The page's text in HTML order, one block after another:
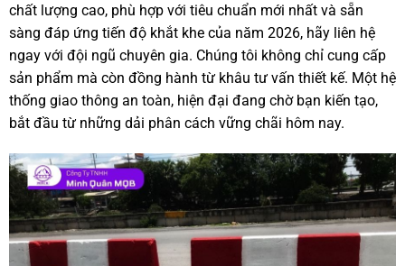
chất lượng cao, phù hợp với tiêu chuẩn mới nhất và sẵn
sàng đáp ứng tiến độ khắt khe của năm 2026, hãy liên hệ
ngay với đội ngũ chuyên gia. Chúng tôi không chỉ cung cấp
sản phẩm mà còn đồng hành từ khâu tư vấn thiết kế. Một hệ
thống giao thông an toàn, hiện đại đang chờ bạn kiến tạo,
bắt đầu từ những dải phân cách vững chãi hôm nay.